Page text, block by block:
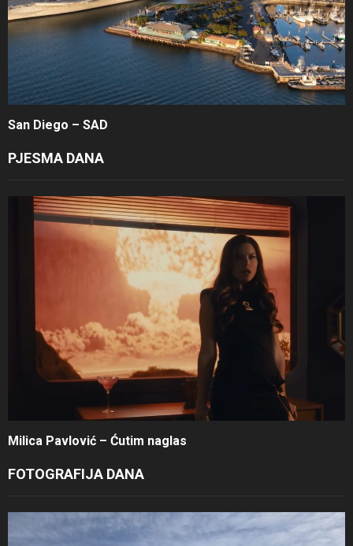
San Diego – SAD
PJESMA DANA
Milica Pavlović – Ćutim naglas
FOTOGRAFIJA DANA